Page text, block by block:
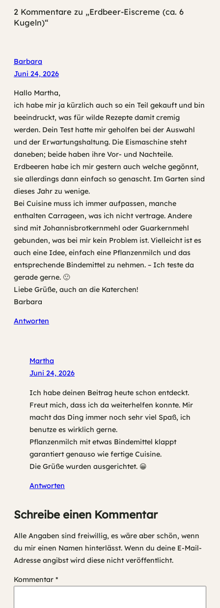
2 Kommentare zu „Erdbeer-Eiscreme (ca. 6
Kugeln)“
Barbara
Juni 24, 2026
Hallo Martha,
ich habe mir ja kürzlich auch so ein Teil gekauft und bin
beeindruckt, was für wilde Rezepte damit cremig
werden. Dein Test hatte mir geholfen bei der Auswahl
und der Erwartungshaltung. Die Eismaschine steht
daneben; beide haben ihre Vor- und Nachteile.
Erdbeeren habe ich mir gestern auch welche gegönnt,
sie allerdings dann einfach so genascht. Im Garten sind
dieses Jahr zu wenige.
Bei Cuisine muss ich immer aufpassen, manche
enthalten Carrageen, was ich nicht vertrage. Andere
sind mit Johannisbrotkernmehl oder Guarkernmehl
gebunden, was bei mir kein Problem ist. Vielleicht ist es
auch eine Idee, einfach eine Pflanzenmilch und das
entsprechende Bindemittel zu nehmen. – Ich teste da
gerade gerne. 🙂
Liebe Grüße, auch an die Katerchen!
Barbara
Antworten
Martha
Juni 24, 2026
Ich habe deinen Beitrag heute schon entdeckt.
Freut mich, dass ich da weiterhelfen konnte. Mir
macht das Ding immer noch sehr viel Spaß, ich
benutze es wirklich gerne.
Pflanzenmilch mit etwas Bindemittel klappt
garantiert genauso wie fertige Cuisine.
Die Grüße wurden ausgerichtet. 😀
Antworten
Schreibe einen Kommentar
Alle Angaben sind freiwillig, es wäre aber schön, wenn
du mir einen Namen hinterlässt. Wenn du deine E-Mail-
Adresse angibst wird diese nicht veröffentlicht.
Kommentar *